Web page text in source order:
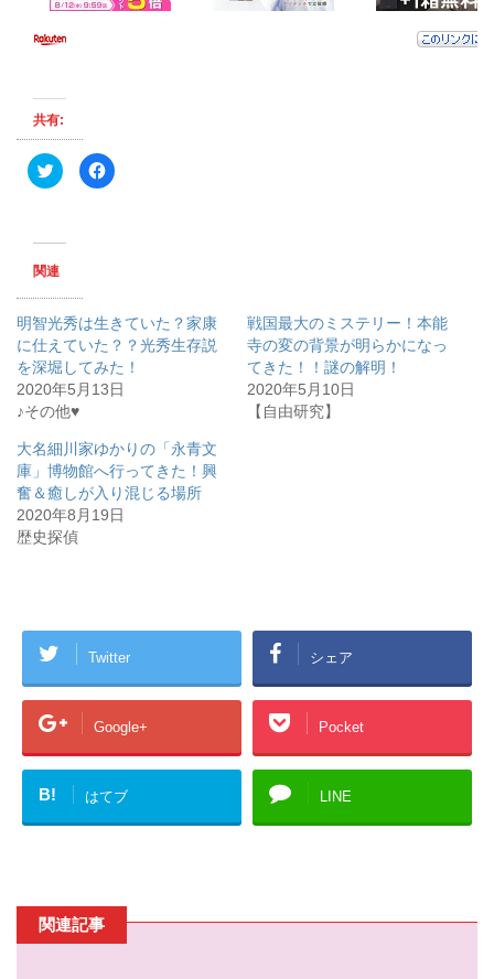
共有:
ク
リ
T
i
t
e
r
で
共
有
(
新
し
い
ィ
ン
ド
ウ
で
開
き
ま
F
a
る
に
は
ク
リ
ッ
く
だ
さ
い
(
新
し
開
ま
)
関連
明智光秀は生きていた？家康
に仕えていた？？光秀生存説
を深堀してみた！
2020年5月13日
♪その他♥
戦国最大のミステリー！本能
寺の変の背景が明らかになっ
てきた！！謎の解明！
2020年5月10日
【自由研究】
大名細川家ゆかりの「永青文
庫」博物館へ行ってきた！興
奮＆癒しが入り混じる場所
2020年8月19日
歴史探偵
Twitter シェア
Google+ Pocket
B! はてブ LINE
関連記事